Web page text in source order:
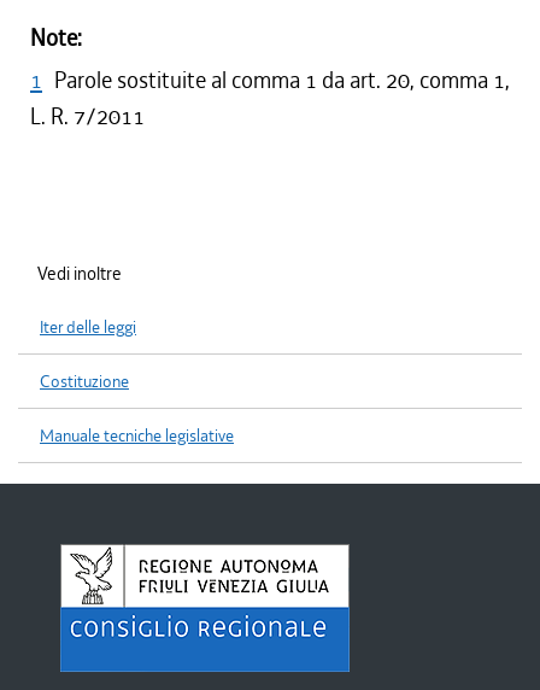
Note:
1 Parole sostituite al comma 1 da art. 20, comma 1,
L. R. 7/2011
Vedi inoltre
Iter delle leggi
Costituzione
Manuale tecniche legislative